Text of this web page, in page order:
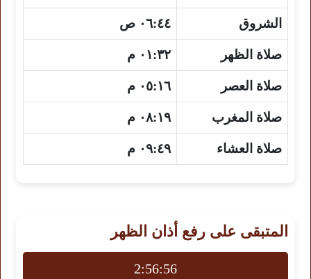
الشروق ٠٦:٤٤ ص
صلاة الظهر ٠١:٣٢ م
صلاة العصر ٠٥:١٦ م
صلاة المغرب ٠٨:١٩ م
صلاة العشاء ٠٩:٤٩ م
المتبقى على رفع أذان الظهر
2:56:55